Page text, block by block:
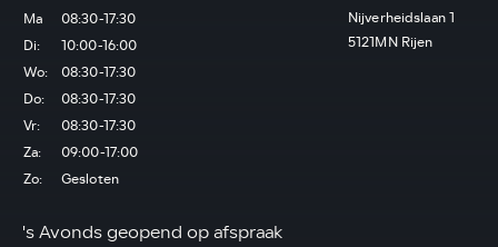
Ma
08:30-17:30
Di:
10:00-16:00
Wo:
08:30-17:30
Do:
08:30-17:30
Vr:
08:30-17:30
Za:
09:00-17:00
Zo:
Gesloten
's Avonds geopend op afspraak
Nijverheidslaan 1
5121MN Rijen